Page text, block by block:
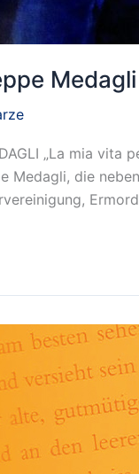
Medagli
„La mia
Medagli, die